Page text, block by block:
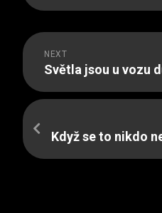
NEXT
Světla jsou u vozu
Když se to nikdo